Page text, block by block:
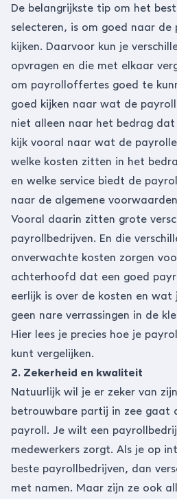
De belangrijkste tip om het
selecteren, is om goed naar
kijken. Daarvoor kun je
opvragen en die met elkaar
om payrolloffertes goed te
goed kijken naar wat de
niet alleen naar het bedrag
kijk vooral naar wat de
welke kosten zitten in het
en welke service biedt de
naar de algemene
Vooral daarin zitten grote
payrollbedrijven. En die
onverwachte kosten zorgen
achterhoofd dat een goed
eerlijk is over de kosten en
geen nare verrassingen in de
Hier lees je precies hoe je
kunt vergelijken.
2. Zekerheid en kwaliteit
Natuurlijk wil je er zeker van
betrouwbare partij in zee gaat
payroll. Je wilt een
medewerkers zorgt. Als je op
beste payrollbedrijven, dan
met namen. Maar zijn ze ook